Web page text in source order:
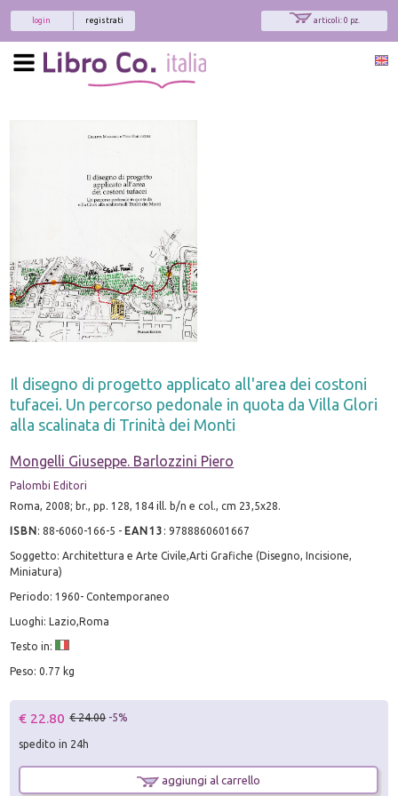
articoli: 0 pz.
registrati
login
Il disegno di progetto applicato all'area dei costoni
tufacei. Un percorso pedonale in quota da Villa Glori
alla scalinata di Trinità dei Monti
Mongelli Giuseppe. Barlozzini Piero
Palombi Editori
Roma, 2008; br., pp. 128, 184 ill. b/n e col., cm 23,5x28.
ISBN:88-6060-166-5 - EAN13 :9788860601667
Soggetto: Architettura e Arte Civile,Arti Grafiche (Disegno, Incisione,
Miniatura)
Periodo: 1960- Contemporaneo
Luoghi: Lazio,Roma
Testo in:
Peso: 0.77 kg
€ 22.80 € 24.00 -5%
spedito in 24h
aggiungi al carrello